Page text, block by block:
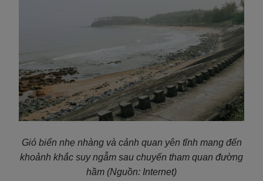
Gió biển nhẹ nhàng và cảnh quan yên tĩnh mang đến
khoảnh khắc suy ngẫm sau chuyến tham quan đường
hầm (Nguồn: Internet)